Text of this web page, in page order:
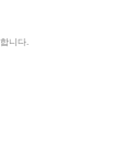
니다.